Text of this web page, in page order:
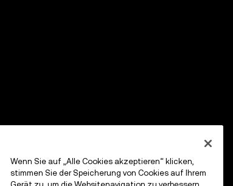
Wenn Sie auf „Alle Cookies akzeptieren“ klicken,
stimmen Sie der Speicherung von Cookies auf Ihrem